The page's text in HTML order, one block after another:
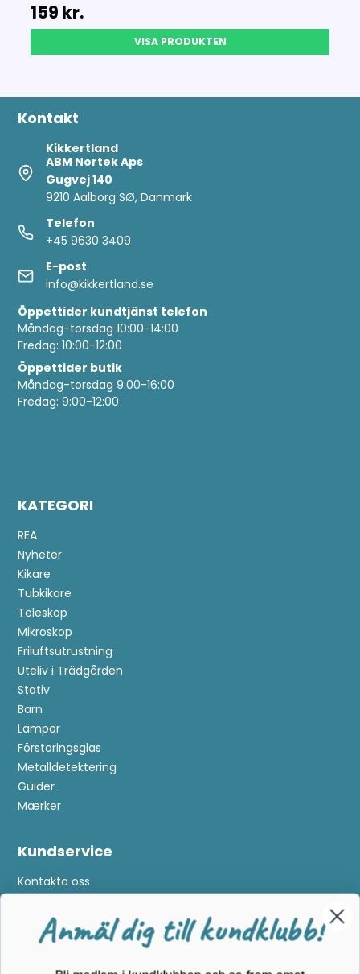
159 kr.
VISA PRODUKTEN
Kontakt
Kikkertland
ABM Nortek Aps
Gugvej 140
9210 Aalborg SØ, Danmark
Telefon
+45 9630 3409
E-post
info@kikkertland.se
Öppettider kundtjänst telefon
Måndag-torsdag 10:00-14:00
Fredag: 10:00-12:00
Öppettider butik
Måndag-torsdag 9:00-16:00
Fredag: 9:00-12:00
KATEGORI
REA
Nyheter
Kikare
Tubkikare
Teleskop
Mikroskop
Friluftsutrustning
Uteliv i Trädgården
Stativ
Barn
Lampor
Förstoringsglas
Metalldetektering
Guider
Mærker
Kundservice
Kontakta oss
Returnering
Cookies
Anmäl dig till kundklubb!
Tävlingar: Automatiskt deltagande i en ny tävling
varje månad
Nyheter: Du är den första som får information om